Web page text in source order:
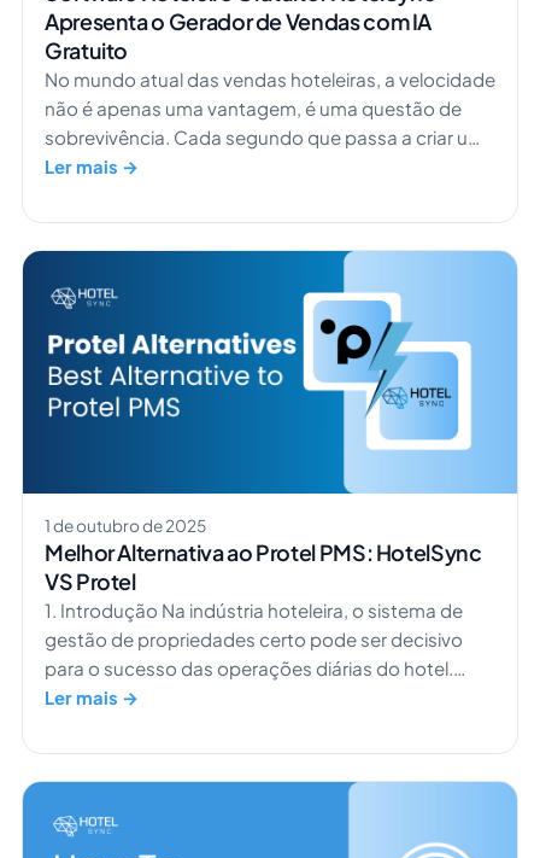
Apresenta o Gerador de Vendas com IA
Gratuito
No mundo atual das vendas hoteleiras, a velocidade
não é apenas uma vantagem, é uma questão de
sobrevivência. Cada segundo que passa a criar uma
oferta manualmente, os seus concorrentes já estão
HotelSync vem mudar isso. Ele transforma a forma
como os hotéis gerem as vendas, passando de
reservas ultrarrápidas, assistidas por IA. Quer
experimentar por si mesmo? Experimente o […]
Ler mais →
1 de outubro de 2025
Melhor Alternativa ao Protel PMS: HotelSync
VS Protel
1. Introdução Na indústria hoteleira, o sistema de
gestão de propriedades certo pode ser decisivo
para o sucesso das operações diárias do hotel.
Durante anos, o Protel PMS foi uma escolha bem
e tarefas de reserva. Muitos hotéis de maior
dimensão confiaram nele para manter tudo a
funcionar sem problemas. Mas os tempos estão a
mudar. Os hóspedes esperam um serviço mais
Ler mais →